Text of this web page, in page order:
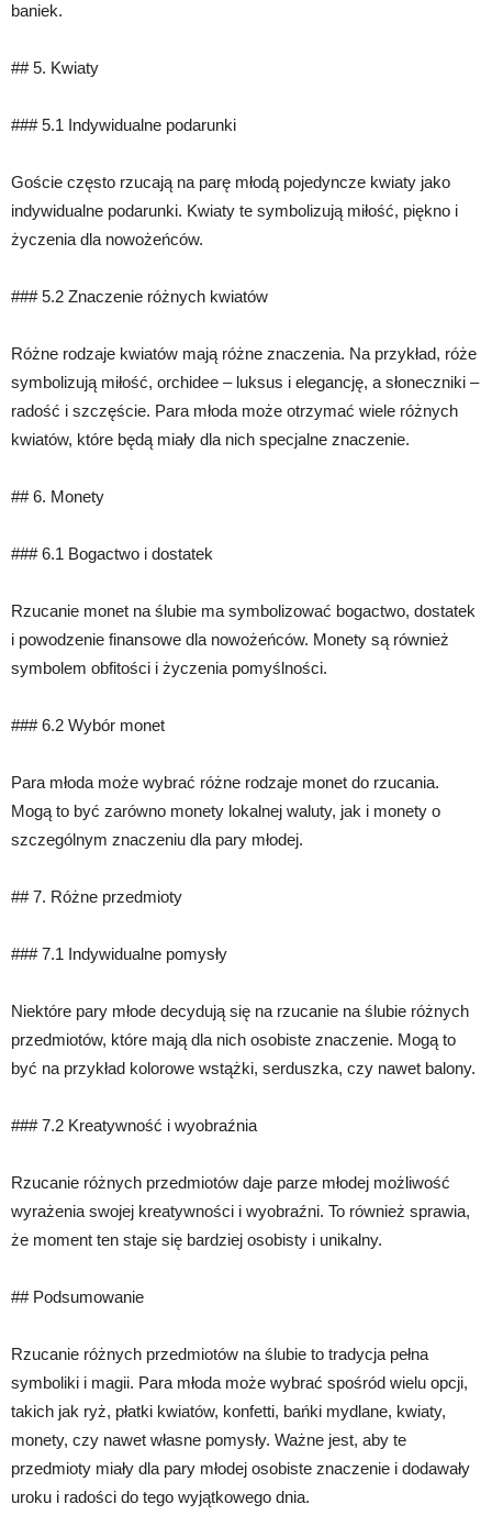
baniek.
## 5. Kwiaty
### 5.1 Indywidualne podarunki
Goście często rzucają na parę młodą pojedyncze kwiaty jako
indywidualne podarunki. Kwiaty te symbolizują miłość, piękno i
życzenia dla nowożeńców.
### 5.2 Znaczenie różnych kwiatów
Różne rodzaje kwiatów mają różne znaczenia. Na przykład, róże
symbolizują miłość, orchidee – luksus i elegancję, a słoneczniki –
radość i szczęście. Para młoda może otrzymać wiele różnych
kwiatów, które będą miały dla nich specjalne znaczenie.
## 6. Monety
### 6.1 Bogactwo i dostatek
Rzucanie monet na ślubie ma symbolizować bogactwo, dostatek
i powodzenie finansowe dla nowożeńców. Monety są również
symbolem obfitości i życzenia pomyślności.
### 6.2 Wybór monet
Para młoda może wybrać różne rodzaje monet do rzucania.
Mogą to być zarówno monety lokalnej waluty, jak i monety o
szczególnym znaczeniu dla pary młodej.
## 7. Różne przedmioty
### 7.1 Indywidualne pomysły
Niektóre pary młode decydują się na rzucanie na ślubie różnych
przedmiotów, które mają dla nich osobiste znaczenie. Mogą to
być na przykład kolorowe wstążki, serduszka, czy nawet balony.
### 7.2 Kreatywność i wyobraźnia
Rzucanie różnych przedmiotów daje parze młodej możliwość
wyrażenia swojej kreatywności i wyobraźni. To również sprawia,
że moment ten staje się bardziej osobisty i unikalny.
## Podsumowanie
Rzucanie różnych przedmiotów na ślubie to tradycja pełna
symboliki i magii. Para młoda może wybrać spośród wielu opcji,
takich jak ryż, płatki kwiatów, konfetti, bańki mydlane, kwiaty,
monety, czy nawet własne pomysły. Ważne jest, aby te
przedmioty miały dla pary młodej osobiste znaczenie i dodawały
uroku i radości do tego wyjątkowego dnia.